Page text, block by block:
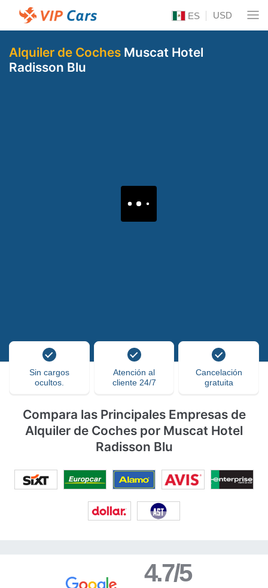
ES USD
Alquiler de Coches Muscat Hotel
Radisson Blu
Sin cargos
ocultos.
Atención al
cliente 24/7
Cancelación
gratuita
Compara las Principales Empresas de
Alquiler de Coches por Muscat Hotel
Radisson Blu
4.7/5